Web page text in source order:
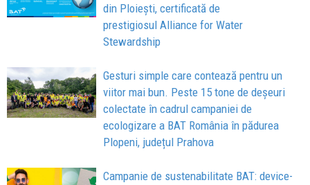
din Ploiești, certificată de
prestigiosul Alliance for Water
Stewardship
Gesturi simple care contează pentru un
viitor mai bun. Peste 15 tone de deșeuri
colectate în cadrul campaniei de
ecologizare a BAT România în pădurea
Plopeni, județul Prahova
Campanie de sustenabilitate BAT: device-